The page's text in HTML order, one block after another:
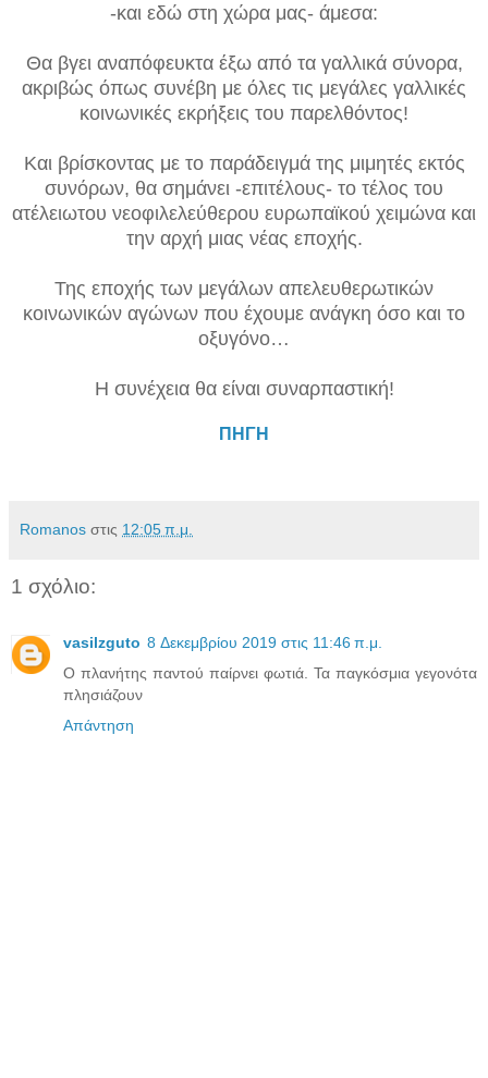
-και εδώ στη χώρα μας- άμεσα:
Θα βγει αναπόφευκτα έξω από τα γαλλικά σύνορα,
ακριβώς όπως συνέβη με όλες τις μεγάλες γαλλικές
κοινωνικές εκρήξεις του παρελθόντος!
Και βρίσκοντας με το παράδειγμά της μιμητές εκτός
συνόρων, θα σημάνει -επιτέλους- το τέλος του
ατέλειωτου νεοφιλελεύθερου ευρωπαϊκού χειμώνα και
την αρχή μιας νέας εποχής.
Της εποχής των μεγάλων απελευθερωτικών
κοινωνικών αγώνων που έχουμε ανάγκη όσο και το
οξυγόνο…
Η συνέχεια θα είναι συναρπαστική!
ΠΗΓΗ
Romanos στις 12:05 π.μ.
1 σχόλιο:
vasilzguto 8 Δεκεμβρίου 2019 στις 11:46 π.μ.
Ο πλανήτης παντού παίρνει φωτιά. Τα παγκόσμια γεγονότα
πλησιάζουν
Απάντηση